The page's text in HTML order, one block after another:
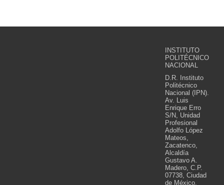
INSTITUTO
POLITÉCNICO
NACIONAL
D.R. Instituto
Politécnico
Nacional (IPN).
Av. Luis
Enrique Erro
S/N, Unidad
Profesional
Adolfo López
Mateos,
Zacatenco,
Alcaldía
Gustavo A.
Madero, C.P.
07738, Ciudad
de México.